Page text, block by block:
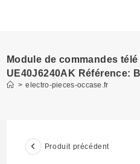
Module de commandes
UE40J6240AK Référence:
> electro-pieces-occase.fr
Produit précédent